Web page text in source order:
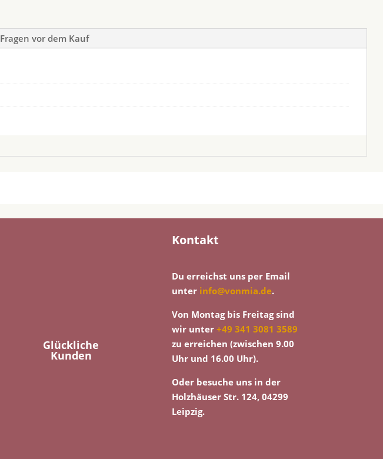
Fragen vor dem Kauf
Glückliche
Kunden
Kontakt
Du erreichst uns per Email
unter info@vonmia.de.
Von Montag bis Freitag sind
wir unter+49 341 3081 3589
zu erreichen (zwischen 9.00
Uhr und 16.00 Uhr).
Oder besuche uns in der
Holzhäuser Str. 124, 04299
Leipzig.